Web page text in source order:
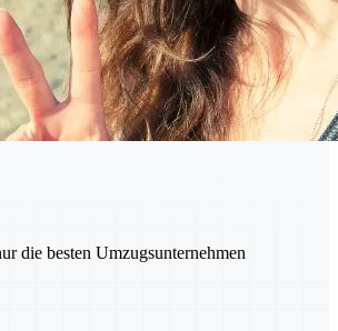
die besten Umzugsunternehmen